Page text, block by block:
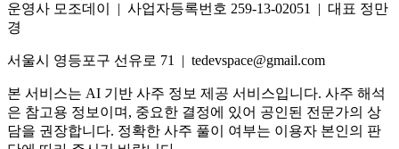
운영사 모조데이 | 사업자등록번호 259-13-02051 | 대표 정만
경
서울시 영등포구 선유로 71 | tedevspace@gmail.com
본 서비스는 AI 기반 사주 정보 제공 서비스입니다. 사주 해석
은 참고용 정보이며, 중요한 결정에 있어 공인된 전문가의 상
담을 권장합니다. 정확한 사주 풀이 여부는 이용자 본인의 판